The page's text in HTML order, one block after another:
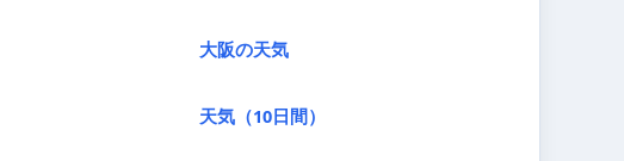
大阪の天気
天気（10日間）